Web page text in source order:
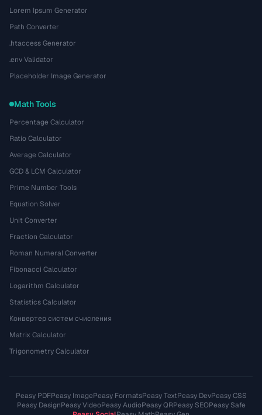
Lorem Ipsum Generator
Path Converter
.htaccess Generator
.env Validator
Placeholder Image Generator
Math Tools
Percentage Calculator
Ratio Calculator
Average Calculator
GCD & LCM Calculator
Prime Number Tools
Equation Solver
Unit Converter
Fraction Calculator
Roman Numeral Converter
Fibonacci Calculator
Logarithm Calculator
Statistics Calculator
Конвертер систем счисления
Matrix Calculator
Trigonometry Calculator
Peasy PDFPeasy ImagePeasy FormatsPeasy TextPeasy DevPeasy CSS
Peasy DesignPeasy VideoPeasy AudioPeasy QRPeasy SEOPeasy Safe